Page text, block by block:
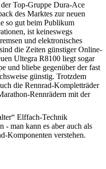
Top-­Gruppe Dura-Ace
des Marktes zur neuen
so gut beim Publikum
ist keineswegs
und elektronisches
die Zeiten günstiger ­Online-
Ultegra R8100 liegt sogar
und bliebe gegenüber der fast
günstig. Trotzdem
die Rennrad-Kompletträder
Rennrädern mit der
Elffach-Technik
- man kann es aber auch als
Komponenten verstehen.